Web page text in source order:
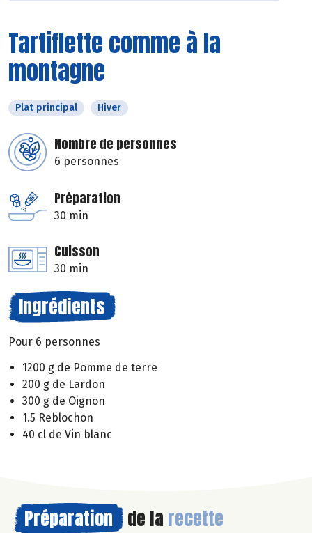
Tartiflette comme à la
montagne
Plat principal Hiver
Nombre de personnes
6 personnes
Préparation
30 min
Cuisson
30 min
Ingrédients
Pour 6 personnes
1200 g de Pomme de terre
200 g de Lardon
300 g de Oignon
1.5 Reblochon
40 cl de Vin blanc
Préparation de la recette